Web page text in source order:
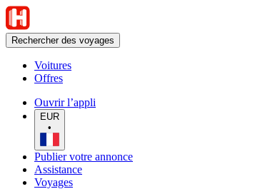
Rechercher des voyages
Voitures
Offres
Ouvrir l’appli
EUR
•
Publier votre annonce
Assistance
Voyages